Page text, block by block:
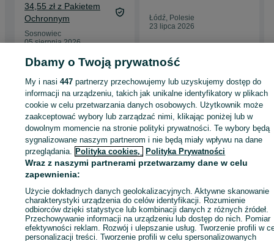
34,55 zł z Pakietem
Ochronnym
Sosnowiec
05 sierpnia 2026
Łódź, Polesie
23 lipca 2026
Strona główna Dla Dzieci Ubranka dla dziewczynek Komunia
Komunia -
Mazowieckie
Komunia - Kroczów Mniejszy
KATEGORIA
ID:996894130 Wyświetlenia:
Kup
Dbamy o Twoją prywatność
My i nasi447 partnerzy przechowujemy lub uzyskujemy dostęp do
informacji na urządzeniu, takich jak unikalne identyfikatory w plikach
cookie w celu przetwarzania danych osobowych. Użytkownik może
zaakceptować wybory lub zarządzać nimi, klikając poniżej lub w
dowolnym momencie na stronie polityki prywatności. Te wybory będą
sygnalizowane naszym partnerom i nie będą miały wpływu na dane
przeglądania. Polityka cookies, Polityka Prywatności
Wraz z naszymi partnerami przetwarzamy dane w celu
zapewnienia:
Użycie dokładnych danych geolokalizacyjnych. Aktywne skanowanie
charakterystyki urządzenia do celów identyfikacji. Rozumienie
odbiorców dzięki statystyce lub kombinacji danych z różnych źródeł.
Przechowywanie informacji na urządzeniu lub dostęp do nich. Pomiar
efektywności reklam. Rozwój i ulepszanie usług. Tworzenie profili w
personalizacji treści. Tworzenie profili w celu spersonalizowanych